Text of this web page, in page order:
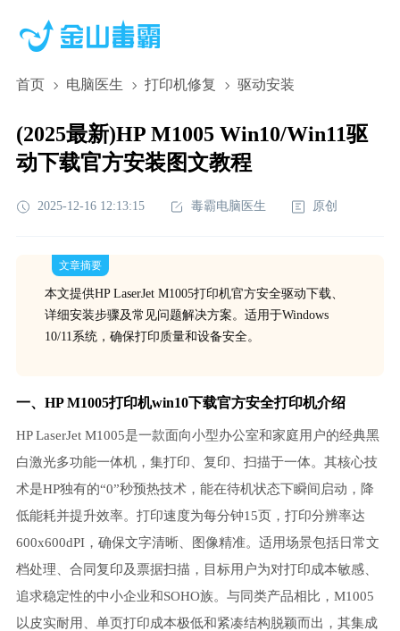
首页 电脑医生 打印机修复 驱动安装
(2025最新)HP M1005 Win10/Win11驱
动下载官方安装图文教程
2025-12-16 12:13:15 毒霸电脑医生 原创
文章摘要
本文提供HP LaserJet M1005打印机官方安全驱动下载、
详细安装步骤及常见问题解决方案。适用于Windows
10/11系统，确保打印质量和设备安全。
一、HP M1005打印机win10下载官方安全打印机介绍
HP LaserJet M1005是一款面向小型办公室和家庭用户的经典黑
白激光多功能一体机，集打印、复印、扫描于一体。其核心技
术是HP独有的“0”秒预热技术，能在待机状态下瞬间启动，降
低能耗并提升效率。打印速度为每分钟15页，打印分辨率达
600x600dPI，确保文字清晰、图像精准。适用场景包括日常文
档处理、合同复印及票据扫描，目标用户为对打印成本敏感、
追求稳定性的中小企业和SOHO族。与同类产品相比，M1005
以皮实耐用、单页打印成本极低和紧凑结构脱颖而出，其集成